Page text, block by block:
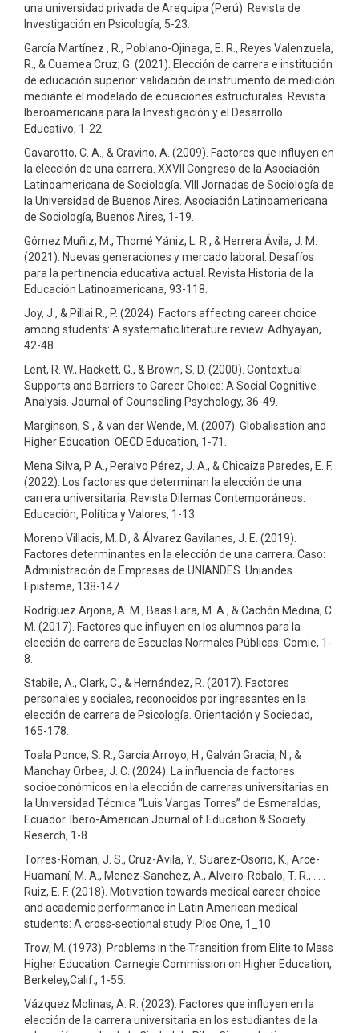
una universidad privada de Arequipa (Perú). Revista de
Investigación en Psicología, 5-23.
García Martínez , R., Poblano-Ojinaga, E. R., Reyes Valenzuela,
R., & Cuamea Cruz, G. (2021). Elección de carrera e institución
de educación superior: validación de instrumento de medición
mediante el modelado de ecuaciones estructurales. Revista
Iberoamericana para la Investigación y el Desarrollo
Educativo, 1-22.
Gavarotto, C. A., & Cravino, A. (2009). Factores que influyen en
la elección de una carrera. XXVII Congreso de la Asociación
Latinoamericana de Sociología. VIII Jornadas de Sociología de
la Universidad de Buenos Aires. Asociación Latinoamericana
de Sociología, Buenos Aires, 1-19.
Gómez Muñiz, M., Thomé Yániz, L. R., & Herrera Ávila, J. M.
(2021). Nuevas generaciones y mercado laboral: Desafíos
para la pertinencia educativa actual. Revista Historia de la
Educación Latinoamericana, 93-118.
Joy, J., & Pillai R., P. (2024). Factors affecting career choice
among students: A systematic literature review. Adhyayan,
42-48.
Lent, R. W., Hackett, G., & Brown, S. D. (2000). Contextual
Supports and Barriers to Career Choice: A Social Cognitive
Analysis. Journal of Counseling Psychology, 36-49.
Marginson, S., & van der Wende, M. (2007). Globalisation and
Higher Education. OECD Education, 1-71.
Mena Silva, P. A., Peralvo Pérez, J. A., & Chicaiza Paredes, E. F.
(2022). Los factores que determinan la elección de una
carrera universitaria. Revista Dilemas Contemporáneos:
Educación, Política y Valores, 1-13.
Moreno Villacis, M. D., & Álvarez Gavilanes, J. E. (2019).
Factores determinantes en la elección de una carrera. Caso:
Administración de Empresas de UNIANDES. Uniandes
Episteme, 138-147.
Rodríguez Arjona, A. M., Baas Lara, M. A., & Cachón Medina, C.
M. (2017). Factores que influyen en los alumnos para la
elección de carrera de Escuelas Normales Públicas. Comie, 1-
8.
Stabile, A., Clark, C., & Hernández, R. (2017). Factores
personales y sociales, reconocidos por ingresantes en la
elección de carrera de Psicología. Orientación y Sociedad,
165-178.
Toala Ponce, S. R., García Arroyo, H., Galván Gracia, N., &
Manchay Orbea, J. C. (2024). La influencia de factores
socioeconómicos en la elección de carreras universitarias en
la Universidad Técnica “Luis Vargas Torres” de Esmeraldas,
Ecuador. Ibero-American Journal of Education & Society
Reserch, 1-8.
Torres-Roman, J. S., Cruz-Avila, Y., Suarez-Osorio, K., Arce-
Huamaní, M. A., Menez-Sanchez, A., Alveiro-Robalo, T. R., . . .
Ruiz, E. F. (2018). Motivation towards medical career choice
and academic performance in Latin American medical
students: A cross-sectional study. Plos One, 1_10.
Trow, M. (1973). Problems in the Transition from Elite to Mass
Higher Education. Carnegie Commission on Higher Education,
Berkeley,Calif., 1-55.
Vázquez Molinas, A. R. (2023). Factores que influyen en la
elección de la carrera universitaria en los estudiantes de la